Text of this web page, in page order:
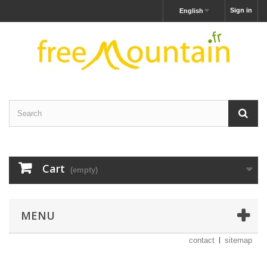
Sign in
English
Cart (empty)
MENU
contact sitemap